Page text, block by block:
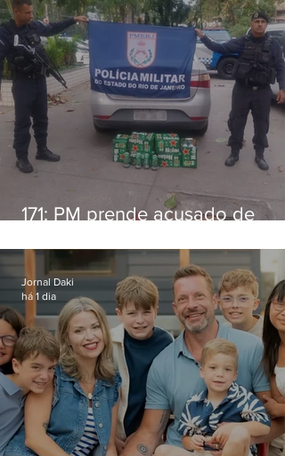
171: PM prende acusado de
Niterói
Jornal Daki
há 1 dia